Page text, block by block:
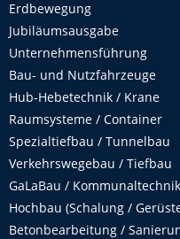
Erdbewegung
Jubiläumsausgabe
Unternehmensführung
Bau- und Nutzfahrzeuge
Hub-Hebetechnik / Krane
Raumsysteme / Container
Spezialtiefbau / Tunnelbau
Verkehrswegebau / Tiefbau
GaLaBau / Kommunaltechnik
Hochbau (Schalung /
Betonbearbeitung /